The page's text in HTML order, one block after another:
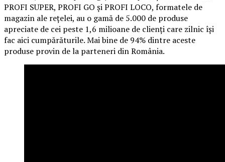
PROFI SUPER, PROFI GO și PROFI LOCO, formatele de
magazin ale rețelei, au o gamă de 5.000 de produse
apreciate de cei peste 1,6 milioane de clienți care zilnic își
fac aici cumpărăturile. Mai bine de 94% dintre aceste
produse provin de la parteneri din România.